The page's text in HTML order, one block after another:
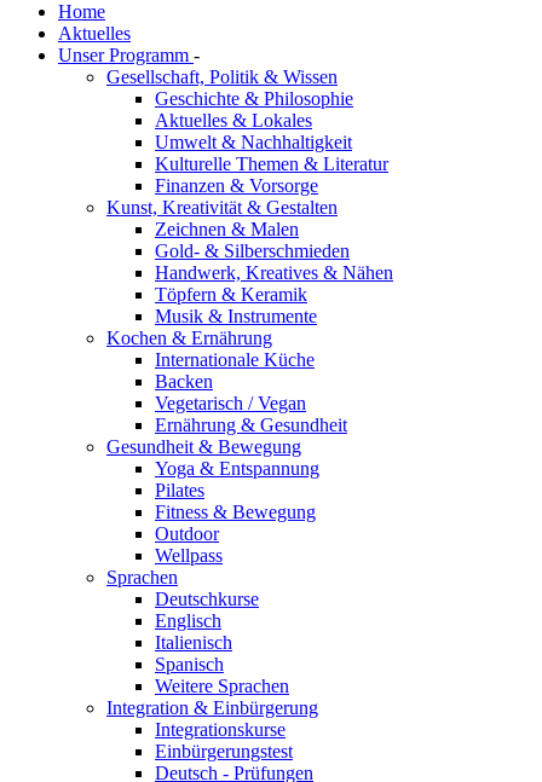
Home
Aktuelles
Unser Programm -
Gesellschaft, Politik & Wissen
Geschichte & Philosophie
Aktuelles & Lokales
Umwelt & Nachhaltigkeit
Kulturelle Themen & Literatur
Finanzen & Vorsorge
Kunst, Kreativität & Gestalten
Zeichnen & Malen
Gold- & Silberschmieden
Handwerk, Kreatives & Nähen
Töpfern & Keramik
Musik & Instrumente
Kochen & Ernährung
Internationale Küche
Backen
Vegetarisch / Vegan
Ernährung & Gesundheit
Gesundheit & Bewegung
Yoga & Entspannung
Pilates
Fitness & Bewegung
Outdoor
Wellpass
Sprachen
Deutschkurse
Englisch
Italienisch
Spanisch
Weitere Sprachen
Integration & Einbürgerung
Integrationskurse
Einbürgerungstest
Deutsch - Prüfungen